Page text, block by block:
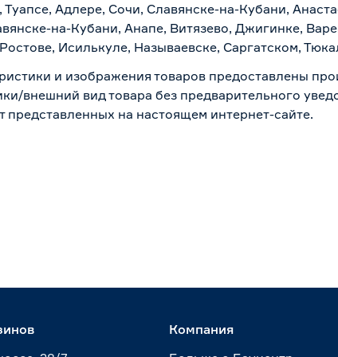
Туапсе, Адлере, Сочи, Славянске-на-Кубани,
на-Кубани, Анапе, Витязево, Джигинке,
Исилькуле, Называевске, Саргатском,
и изображения товаров предоставлены
внешний вид товара без предварительного
представленных на настоящем интернет-сайте.
Компания